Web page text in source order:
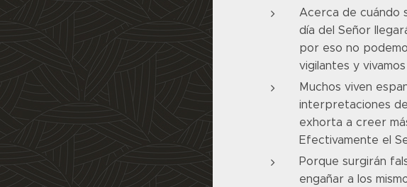
Acerca de cuándo
día del Señor
por eso no
vigilantes y
Muchos viven
interpretaciones
exhorta a creer
Efectivamente el
Porque surgirán
engañar a los